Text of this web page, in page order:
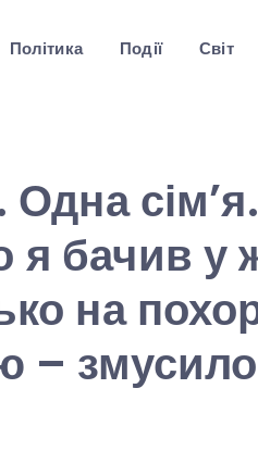
Політика Події Світ
бачив у
на
–